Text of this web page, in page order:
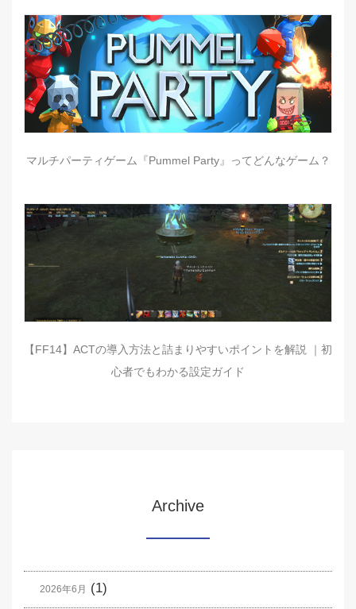
マルチパーティゲーム『Pummel Party』ってどんなゲーム？
【FF14】ACTの導入方法と詰まりやすいポイントを解説 ｜初
心者でもわかる設定ガイド
Archive
2026年6月 (1)